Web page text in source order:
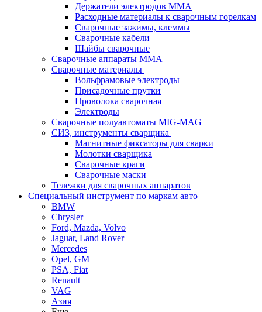
Держатели электродов ММА
Расходные материалы к сварочным горелкам
Сварочные зажимы, клеммы
Сварочные кабели
Шайбы сварочные
Сварочные аппараты MMA
Сварочные материалы
Вольфрамовые электроды
Присадочные прутки
Проволока сварочная
Электроды
Сварочные полуавтоматы MIG-MAG
СИЗ, инструменты сварщика
Магнитные фиксаторы для сварки
Молотки сварщика
Сварочные краги
Сварочные маски
Тележки для сварочных аппаратов
Специальный инструмент по маркам авто
BMW
Chrysler
Ford, Mazda, Volvo
Jaguar, Land Rover
Mercedes
Opel, GM
PSA, Fiat
Renault
VAG
Азия